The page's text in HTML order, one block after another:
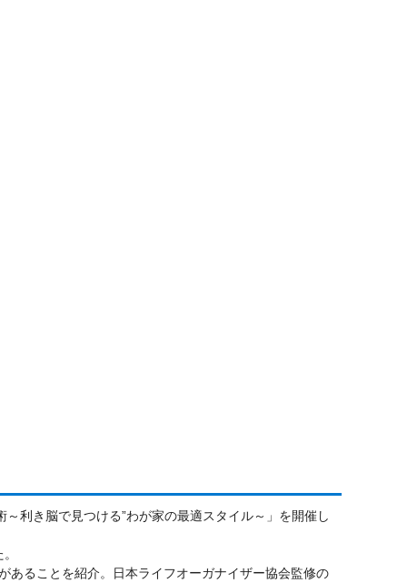
利き脳で見つける”わが家の最適スタイル～」を開催し
あることを紹介。日本ライフオーガナイザー協会監修の